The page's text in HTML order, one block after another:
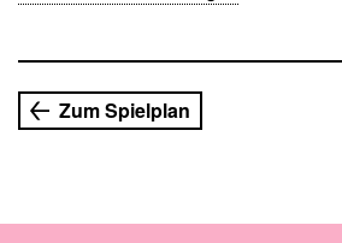
Zum Spielplan